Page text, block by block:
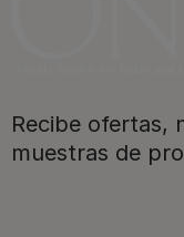
Recibe ofertas,
muestras de